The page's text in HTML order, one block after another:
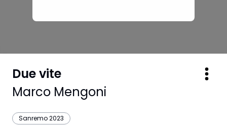
Due vite
Marco Mengoni
Sanremo 2023